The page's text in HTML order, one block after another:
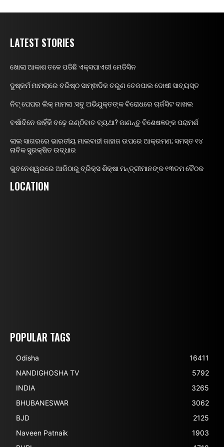
LATEST STORIES
ଖୋଲା ଆକାଶ ତଳେ ପଡିଛି ଏକ୍ସପାଏରୀ ମେଡିସିନ
ଦୁଷ୍କର୍ମ ମାମଲାରେ ବରିଷ୍ଠ ସାମ୍ଵାଦିକ ତରୁଣ ତେଜପାଲ ଦୋଷୀ ସାବ୍ୟସ୍ତ
ନିଟ୍ ପେପର ଲିକ୍ ମାମଲା :ସବୁ ଅଭିଯୁକ୍ତଙ୍କ ବିରୋଧରେ ଚାର୍ଜସିଟ ଦାଖଲ
ବର୍ଷାଦିନେ କାହିଁକି ବଢ଼େ ଗଣ୍ଠିବାତ ବ୍ୟଥା? ଜାଣନ୍ତୁ ବିଶେଷଜ୍ଞଙ୍କ ପରାମର୍ଶ
ଲାଲ ସାଗରରେ ଭାରତୀୟ ମାଲବାହୀ ଜାହାଜ ଉପରେ ଆକ୍ରମଣ; ସମସ୍ତ ୧୪
ନାବିକ ସୁରକ୍ଷିତ ଉଦ୍ଧାର
ଭୁବନେଶ୍ୱରରେ ଆଜିଠାରୁ ବ୍ରିକ୍ସ ଶିକ୍ଷା ମନ୍ତ୍ରୀମାନଙ୍କ ୧୩ତମ ବୈଠକ
LOCATION
POPULAR TAGS
Odisha
16411
NANDIGHOSHA TV
5792
INDIA
3265
BHUBANESWAR
3062
BJD
2125
Naveen Patnaik
1903